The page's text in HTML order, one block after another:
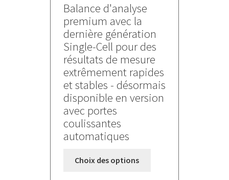
à
11300,000 €
Balance d'analyse
premium avec la
dernière génération
Single-Cell pour des
résultats de mesure
extrêmement rapides
et stables - désormais
disponible en version
avec portes
coulissantes
automatiques
Choix des options